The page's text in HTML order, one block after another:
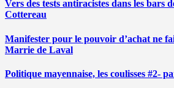
Vers des tests antiracistes dans les bars
Cottereau
Manifester pour le pouvoir d’achat ne
Marrie de Laval
Politique mayennaise, les coulisses #2-